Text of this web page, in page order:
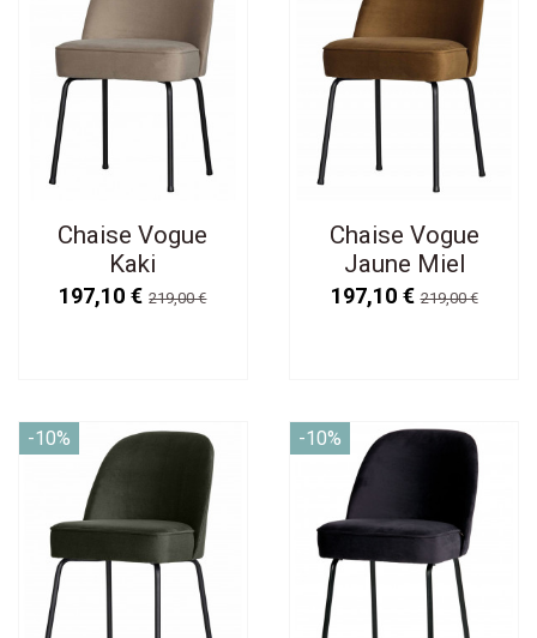
Chaise Vogue
Kaki
197,10 €219,00 €
Chaise Vogue
Jaune Miel
197,10 €219,00 €
-10% -10%